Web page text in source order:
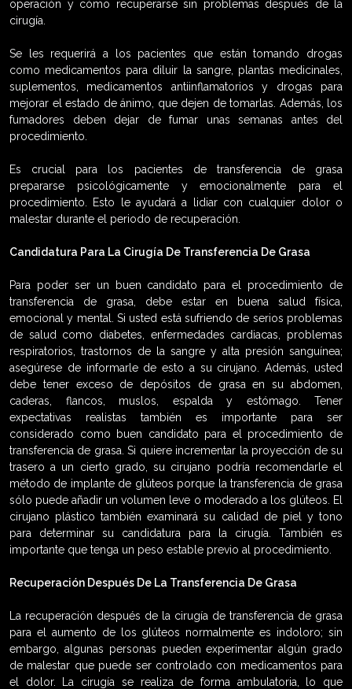
operación y cómo recuperarse sin problemas después de la
cirugía.
Se les requerirá a los pacientes que están tomando drogas
como medicamentos para diluir la sangre, plantas medicinales,
suplementos, medicamentos antiinflamatorios y drogas para
mejorar el estado de ánimo, que dejen de tomarlas. Además, los
fumadores deben dejar de fumar unas semanas antes del
procedimiento.
Es crucial para los pacientes de transferencia de grasa
prepararse psicológicamente y emocionalmente para el
procedimiento. Esto le ayudará a lidiar con cualquier dolor o
malestar durante el periodo de recuperación.
Candidatura Para La Cirugía De Transferencia De Grasa
Para poder ser un buen candidato para el procedimiento de
transferencia de grasa, debe estar en buena salud física,
emocional y mental. Si usted está sufriendo de serios problemas
de salud como diabetes, enfermedades cardiacas, problemas
respiratorios, trastornos de la sangre y alta presión sanguínea;
asegúrese de informarle de esto a su cirujano. Además, usted
debe tener exceso de depósitos de grasa en su abdomen,
caderas, flancos, muslos, espalda y estómago. Tener
expectativas realistas también es importante para ser
considerado como buen candidato para el procedimiento de
transferencia de grasa. Si quiere incrementar la proyección de su
trasero a un cierto grado, su cirujano podría recomendarle el
método de implante de glúteos porque la transferencia de grasa
sólo puede añadir un volumen leve o moderado a los glúteos. El
cirujano plástico también examinará su calidad de piel y tono
para determinar su candidatura para la cirugía. También es
importante que tenga un peso estable previo al procedimiento.
Recuperación Después De La Transferencia De Grasa
La recuperación después de la cirugía de transferencia de grasa
para el aumento de los glúteos normalmente es indoloro; sin
embargo, algunas personas pueden experimentar algún grado
de malestar que puede ser controlado con medicamentos para
el dolor. La cirugía se realiza de forma ambulatoria, lo que